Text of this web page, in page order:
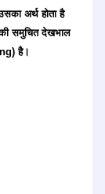
अर्थ होता है
समुचित देखभाल
है।